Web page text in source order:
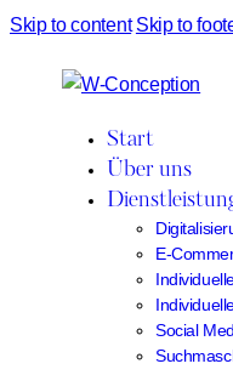
Skip to content Skip to
Start
Über uns
E-
Social